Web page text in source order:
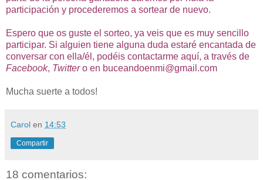
participación y procederemos a sortear de nuevo.
Espero que os guste el sorteo, ya veis que es muy sencillo
participar. Si alguien tiene alguna duda estaré encantada de
conversar con ella/él, podéis contactarme aquí, a través de
Facebook, Twittero en buceandoenmi@gmail.com
Mucha suerte a todos!
Carol en 14:53
Compartir
18 comentarios: